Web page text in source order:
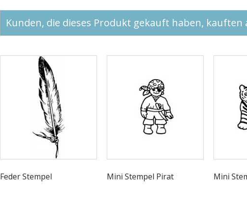
Kunden, die dieses Produkt gekauft haben, kauften
Feder Stempel Mini Stempel Pirat Mini